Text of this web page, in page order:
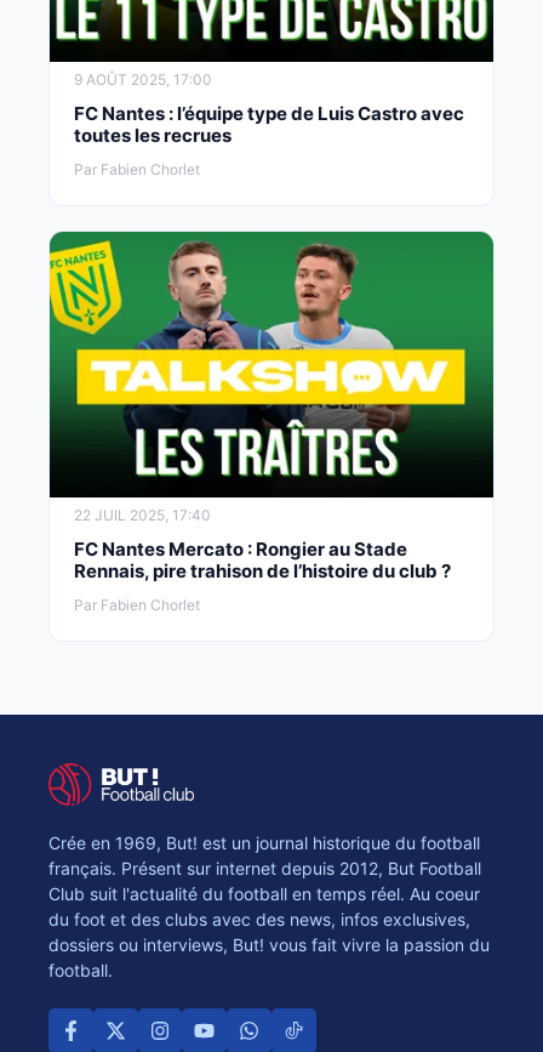
9 AOÛT 2025, 17:00
FC Nantes : l’équipe type de Luis Castro avec
toutes les recrues
Par Fabien Chorlet
22 JUIL 2025, 17:40
FC Nantes Mercato : Rongier au Stade
Rennais, pire trahison de l’histoire du club ?
Par Fabien Chorlet
Crée en 1969, But! est un journal historique du football
français. Présent sur internet depuis 2012, But Football
Club suit l'actualité du football en temps réel. Au coeur
du foot et des clubs avec des news, infos exclusives,
dossiers ou interviews, But! vous fait vivre la passion du
football.